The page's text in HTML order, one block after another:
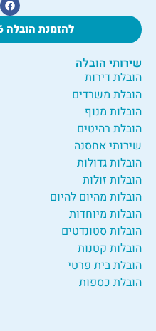
להזמנת הובלה 050-999-2266
שירותי הובלה
הובלת דירות
הובלת משרדים
הובלות מנוף
הובלת רהיטים
שירותי אחסנה
הובלות גדולות
הובלות זולות
הובלות מהיום להיום
הובלות מיוחדות
הובלות סטונדטים
הובלות קטנות
הובלת בית פרטי
הובלת כספות